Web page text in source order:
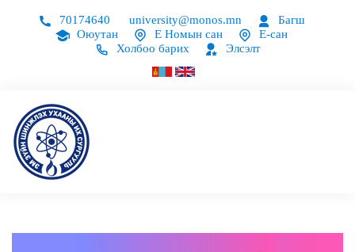
70174640 university@monos.mn
Багш
Оюутан
Е Номын сан
Е-сан
Холбоо барих
Элсэлт